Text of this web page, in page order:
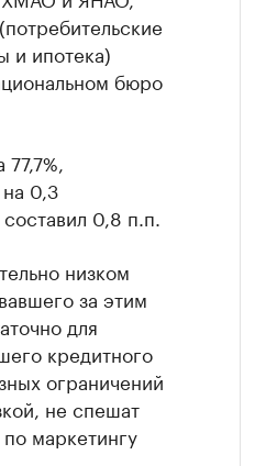
и ипотека)
бюро
0,3
0,8 п.п.
низком
за этим
для
кредитного
ограничений
не спешат
маркетингу